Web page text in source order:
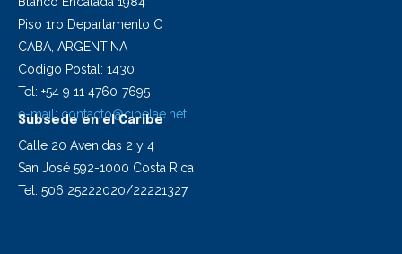
Piso 1ro Departamento C
CABA, ARGENTINA
Codigo Postal: 1430
Tel: +54 9 11 4760-7695
e-mail: contacto@cibelae.net
Subsede en el Caribe
Calle 20 Avenidas 2 y 4
San José 592-1000 Costa Rica
Tel: 506 25222020/22221327